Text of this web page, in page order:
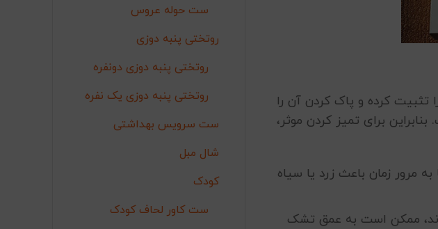
تثبیت کرده و پاک کردن آن را
برای تمیز کردن موثر،
مرور زمان باعث زرد یا سیاه
ممکن است به عمق تشک
ست حوله عروس
روتختی پنبه دوزی
روتختی پنبه دوزی دونفره
روتختی پنبه دوزی یک نفره
ست سرویس بهداشتی
شال مبل
کودک
ست کاور لحاف کودک